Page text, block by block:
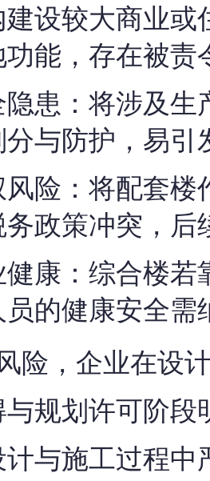
设较大商业
能，存在被责
患：将涉及
与防护，易
险：将配套
务政策冲突，
康：综合楼
的健康安全
险，企业在设
规划许可阶
与施工过程